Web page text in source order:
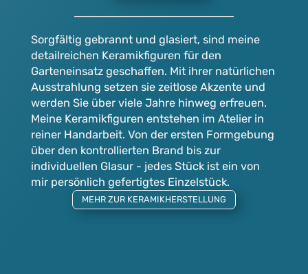
Sorgfältig gebrannt und glasiert, sind meine
detailreichen Keramikfiguren für den
Garteneinsatz geschaffen. Mit ihrer natürlichen
Ausstrahlung setzen sie zeitlose Akzente und
werden Sie über viele Jahre hinweg erfreuen.
Meine Keramikfiguren entstehen im Atelier in
reiner Handarbeit. Von der ersten Formgebung
über den kontrollierten Brand bis zur
individuellen Glasur - jedes Stück ist ein von
mir persönlich gefertigtes Einzelstück.
MEHR ZUR KERAMIKHERSTELLUNG